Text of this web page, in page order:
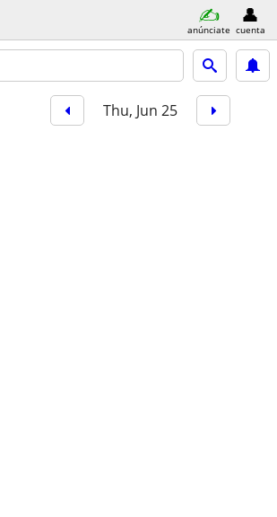
anúnciate cuenta
Thu, Jun 25